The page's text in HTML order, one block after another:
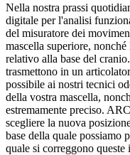
Nella nostra prassi
digitale per l'analisi
del misuratore dei
mascella superiore,
relativo alla base del
trasmettono in un
possibile ai nostri tecnici
della vostra mascella,
estremamente preciso.
scegliere la nuova
base della quale possiamo
quale si correggono queste